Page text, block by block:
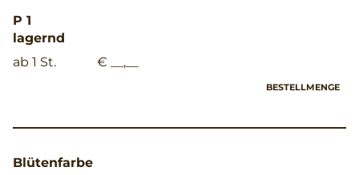
P 1
lagernd
ab 1 St.
€ __,__
BESTELLMENGE
Blütenfarbe